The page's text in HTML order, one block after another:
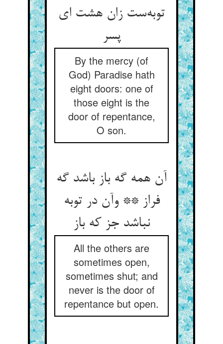
توبه‌ست زان هشت ای
پسر
By the mercy (of
God) Paradise hath
eight doors: one of
those eight is the
door of repentance,
O son.
آن همه گه باز باشد گه
فراز ** وآن در توبه
نباشد جز که باز
All the others are
sometimes open,
sometimes shut; and
never is the door of
repentance but open.